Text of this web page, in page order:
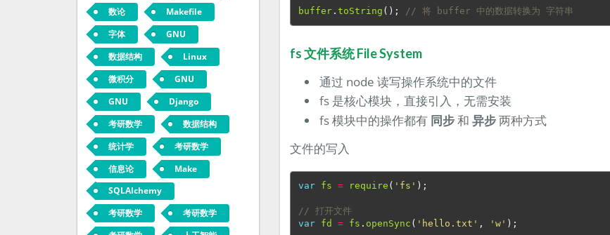
数论
Makefile
字体
GNU
数据结构
Linux
微积分
GNU
GNU
Django
考研数学
数据结构
统计学
考研数学
信息论
Make
SQLAlchemy
考研数学
考研数学
buffer .toString (); // 将 buffer 中的数据转换为 字符串
fs 文件系统 File System
通过 node 读写操作系统中的文件
fs 是核心模块，直接引入，无需安装
fs 模块中的操作都有 同步和 异步两种方式
文件的写入
var fs = require ( 'fs' );
// 打开文件
var fd = fs . openSync ( 'hello.txt' , 'w' );